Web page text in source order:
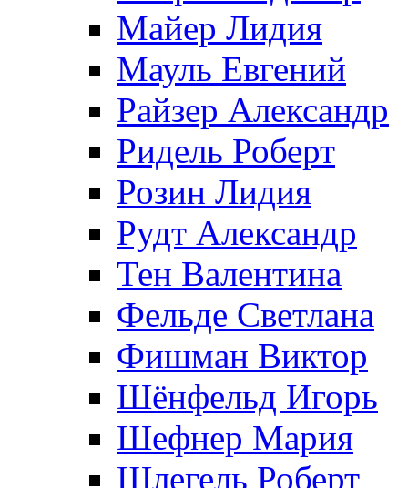
Майер Лидия
Мауль Евгений
Райзер Александр
Ридель Роберт
Розин Лидия
Рудт Александр
Тен Валентина
Фельде Светлана
Фишман Виктор
Шёнфельд Игорь
Шефнер Мария
Шлегель Роберт